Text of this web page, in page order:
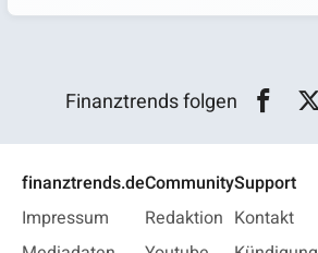
Finanztrends folgen
finanztrends.de
Impressum
Community
Redaktion
Support
Kontakt